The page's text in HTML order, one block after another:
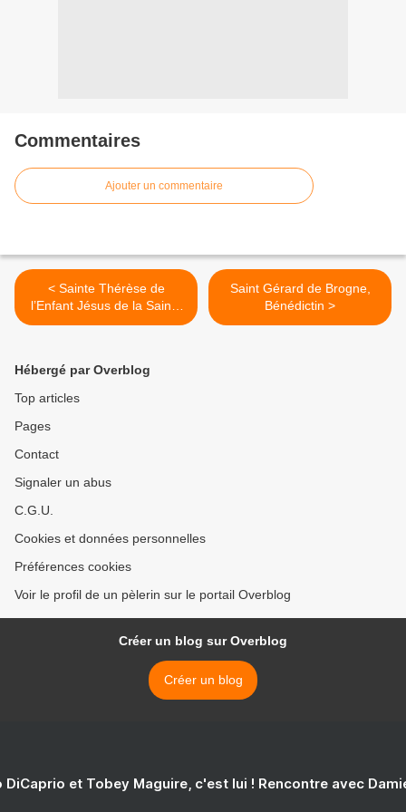
Commentaires
Ajouter un commentaire
< Sainte Thérèse de
l’Enfant Jésus de la Sainte
Face, Patronne des
Saint Gérard de Brogne,
Bénédictin >
Hébergé par Overblog
Top articles
Pages
Contact
Signaler un abus
C.G.U.
Cookies et données personnelles
Préférences cookies
Voir le profil de un pèlerin sur le portail Overblog
Créer un blog sur Overblog
Créer un blog
DiCaprio et Tobey Maguire, c'est lui ! Rencontre avec